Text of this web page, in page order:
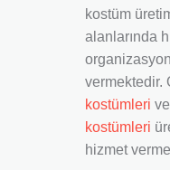
kostüm
alanlarında
vermektedir.
kostümleri ve
kostümleri
hizmet